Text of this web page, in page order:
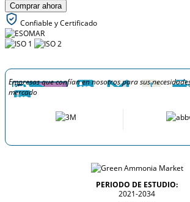
Comprar ahora
Confiable y Certificado
Empresas que confían en nosotros para sus
mercado
PERIODO DE ESTUDIO:
2021-2034